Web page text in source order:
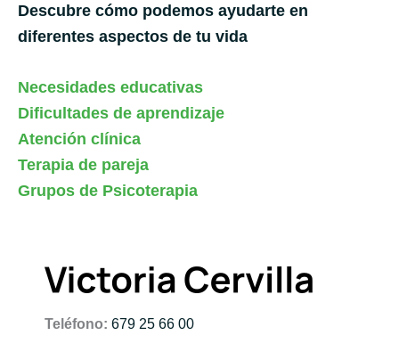
Descubre cómo podemos ayudarte en
diferentes aspectos de tu vida
Necesidades educativas
Dificultades de aprendizaje
Atención clínica
Terapia de pareja
Grupos de Psicoterapia
Teléfono: 679 25 66 00